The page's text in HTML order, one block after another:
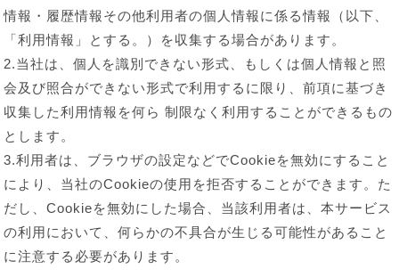
情報・履歴情報その他利用者の個人情報に係る情報（以下、
「利用情報」とする。）を収集する場合があります。
2.当社は、個人を識別できない形式、もしくは個人情報と照
会及び照合ができない形式で利用するに限り、前項に基づき
収集した利用情報を何ら 制限なく利用することができるもの
とします。
3.利用者は、ブラウザの設定などでCookieを無効にすること
により、当社のCookieの使用を拒否することができます。た
だし、Cookieを無効にした場合、当該利用者は、本サービス
の利用において、何らかの不具合が生じる可能性があること
に注意する必要があります。